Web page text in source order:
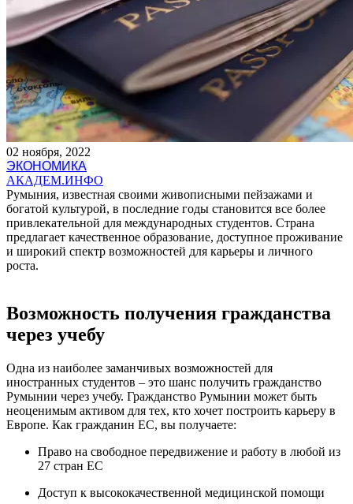
02 ноября, 2022
ЭКОНОМИКА
АКАДЕМ.ИНФО
Румыния, известная своими живописными пейзажами и
богатой культурой, в последние годы становится все более
привлекательной для международных студентов. Страна
предлагает качественное образование, доступное проживание
и широкий спектр возможностей для карьеры и личного
роста.
Возможность получения гражданства
через учебу
Одна из наиболее заманчивых возможностей для
иностранных студентов – это шанс получить гражданство
Румынии через учебу. Гражданство Румынии может быть
неоценимым активом для тех, кто хочет построить карьеру в
Европе. Как гражданин ЕС, вы получаете:
Право на свободное передвижение и работу в любой из
27 стран ЕС
Доступ к высококачественной медицинской помощи